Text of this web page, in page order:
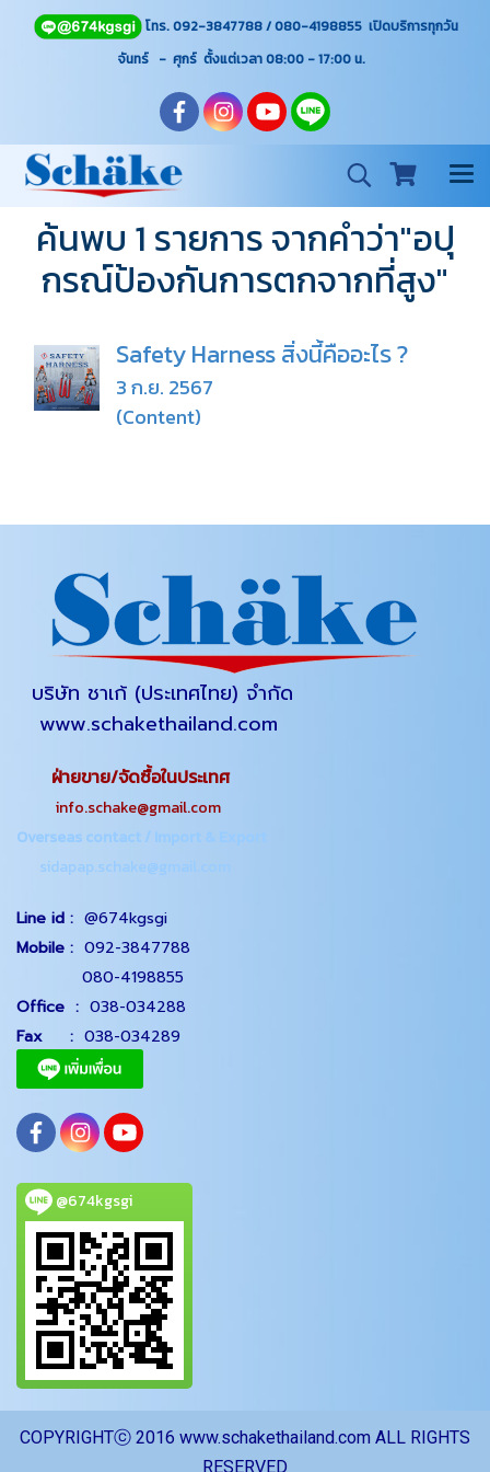
โทร. 092-3847788 / 080-4198855 เปิดบริการทุกวัน
จันทร์ - ศุกร์ ตั้งแต่เวลา 08:00 - 17:00น.
ค้นพบ 1 รายการ จากคำว่า"อปุ
กรณ์ป้องกันการตกจากที่สูง"
Safety Harness สิ่งนี้คืออะไร ?
3 ก.ย. 2567
(Content)
บริษัท ชาเก้ (ประเทศไทย) จำกัด
www.schakethailand.com
ฝ่ายขาย/จัดซื้อในประเทศ
info.schake@gmail.com
Overseas contact / Import & Export
sidapap.schake@gmail.com
Line id : @674kgsgi
Mobile : 092-3847788
080-4198855
Office : 038-034288
Fax : 038-034289
@674kgsgi
COPYRIGHTⓒ 2016 www.schakethailand.com ALL RIGHTS
RESERVED